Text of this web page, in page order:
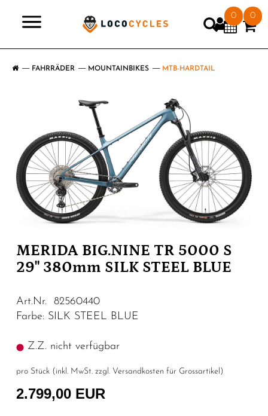
0 0
FAHRRÄDER MOUNTAINBIKES MTB-HARDTAIL
MERIDA BIG.NINE TR 5000 S
29" 380mm SILK STEEL BLUE
Art.Nr. 82560440
Farbe: SILK STEEL BLUE
Z.Z. nicht verfügbar
pro Stück (inkl. MwSt. zzgl. Versandkosten für Grossartikel )
2.799,00 EUR